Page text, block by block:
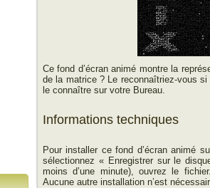
Ce fond d’écran animé montre la
de la matrice ? Le reconnaîtriez-vous
le connaître sur votre Bureau.
Informations techniques
Pour installer ce fond d’écran animé
sélectionnez « Enregistrer sur le
moins d’une minute), ouvrez le
Aucune autre installation n’est